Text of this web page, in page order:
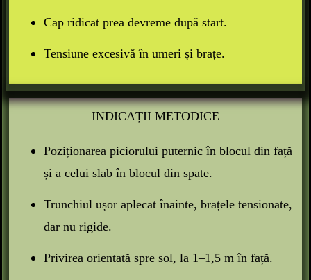
Cap ridicat prea devreme după start.
Tensiune excesivă în umeri și brațe.
INDICAȚII METODICE
Poziționarea piciorului puternic în blocul din față
și a celui slab în blocul din spate.
Trunchiul ușor aplecat înainte, brațele tensionate,
dar nu rigide.
Privirea orientată spre sol, la 1–1,5 m în față.